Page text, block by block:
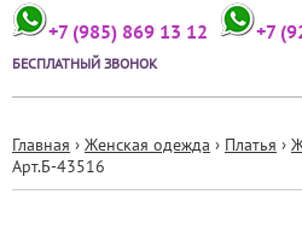
+7 (985) 869 13 12 +7
БЕСПЛАТНЫЙ ЗВОНОК
Вы
Главная › Женская одежда › Платья ›
Арт.Б-43516